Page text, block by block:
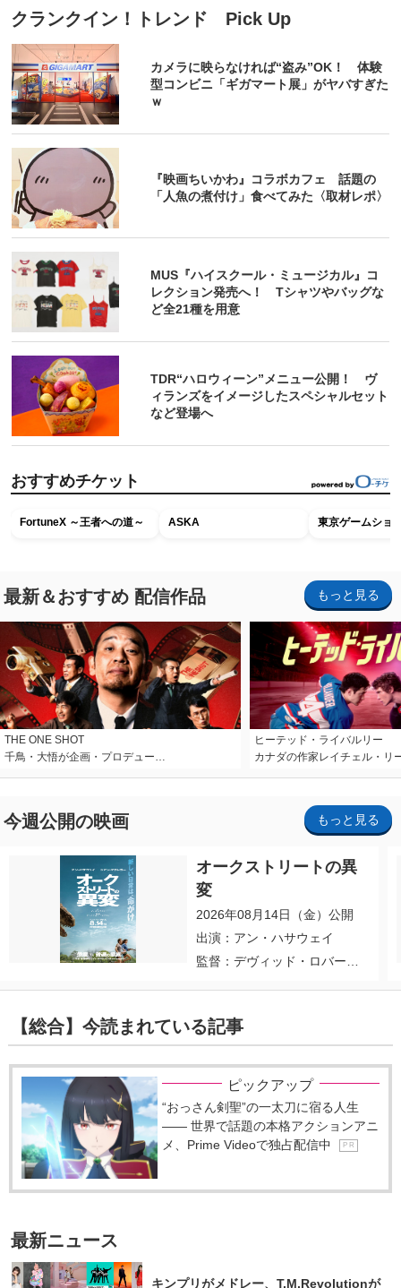
クランクイン！トレンド Pick Up
カメラに映らなければ“盗み”OK！ 体験
型コンビニ「ギガマート展」がヤバすぎた
ｗ
『映画ちいかわ』コラボカフェ 話題の
「人魚の煮付け」食べてみた〈取材レポ〉
MUS『ハイスクール・ミュージカル』コ
レクション発売へ！ Tシャツやバッグな
ど全21種を用意
TDR“ハロウィーン”メニュー公開！ ヴ
ィランズをイメージしたスペシャルセット
など登場へ
おすすめチケット
FortuneX ～王者への道～ ASKA 東京ゲームショ
最新＆おすすめ 配信作品 もっと見る
THE ONE SHOT
千鳥・大悟が企画・プロデュー…
ヒーテッド・ライバルリー
カナダの作家レイチェル・リ
今週公開の映画 もっと見る
オークストリートの異
変
2026年08月14日（金）公開
出演：アン・ハサウェイ
監督：デヴィッド・ロバー
【総合】今読まれている記事
ピックアップ
“おっさん剣聖”の一太刀に宿る人生
―― 世界で話題の本格アクションアニ
メ、Prime Videoで独占配信中
P R
最新ニュース
キンプリがメドレー、T.M.Revolutionが